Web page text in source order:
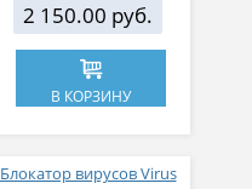
2 150.00 руб.
В КОРЗИНУ
Блокатор вирусов Virus